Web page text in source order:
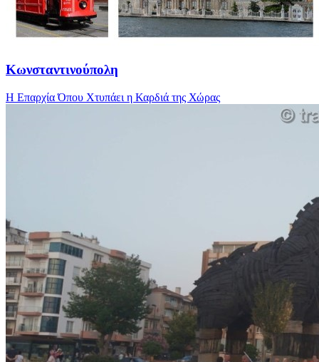
Κωνσταντινούπολη
Η Επαρχία Όπου Χτυπάει η Καρδιά της Χώρας